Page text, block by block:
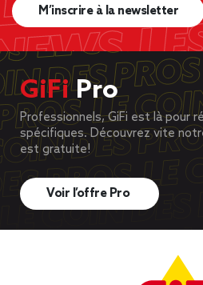
M’inscrire à la newsletter
GiFiPro
Professionnels, GiFi est là pour
spécifiques. Découvrez vite
est gratuite!
Voir l’offre Pro